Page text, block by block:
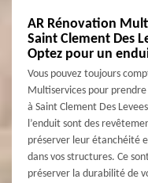
AR Rénovation
Saint Clement Des
Optez pour un
Vous pouvez toujours
Multiservices pour
à Saint Clement Des
l’enduit sont des
préserver leur étanchéité
dans vos structures. Ce
préserver la durabilité de